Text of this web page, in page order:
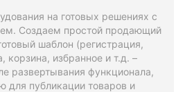
на готовых решениях с
Создаем простой продающий
шаблон (регистрация,
корзина, избранное и т.д. –
развертывания функционала,
публикации товаров и